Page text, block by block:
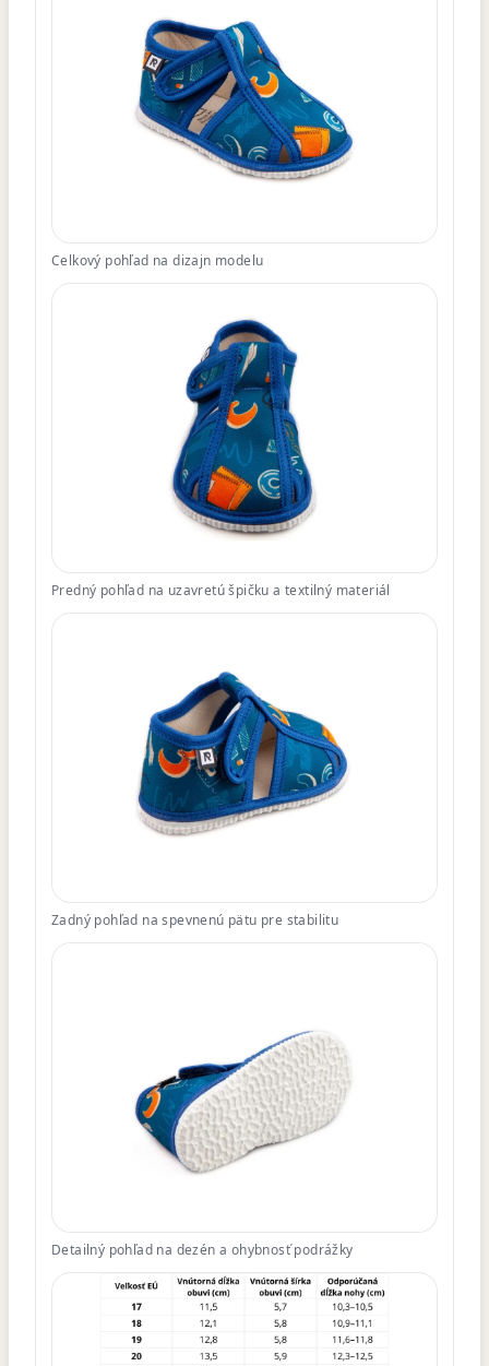
Celkový pohľad na dizajn modelu
Predný pohľad na uzavretú špičku a textilný materiál
Zadný pohľad na spevnenú pätu pre stabilitu
Detailný pohľad na dezén a ohybnosť podrážky